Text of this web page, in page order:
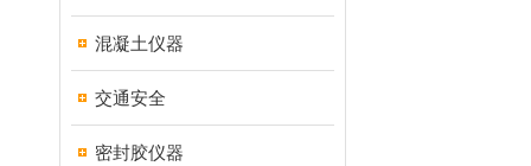
混凝土仪器
交通安全
密封胶仪器